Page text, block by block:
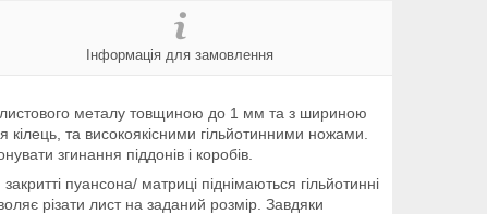
Інформація для замовлення
металу товщиною до 1 мм та з шириною
та високоякісними гільйотинними ножами.
згинання піддонів і коробів.
пуансона/ матриці піднімаються гільйотинні
різати лист на заданий розмір. Завдяки